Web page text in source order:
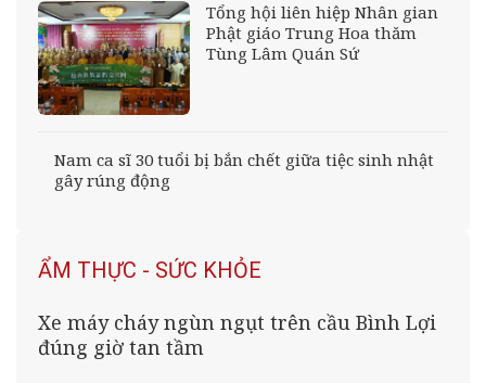
Tổng hội liên hiệp Nhân gian
Phật giáo Trung Hoa thăm
Tùng Lâm Quán Sứ
Nam ca sĩ 30 tuổi bị bắn chết giữa tiệc sinh nhật
gây rúng động
ẨM THỰC - SỨC KHỎE
Xe máy cháy ngùn ngụt trên cầu Bình Lợi
đúng giờ tan tầm